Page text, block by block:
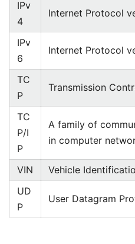
IPv
4
Internet Protocol
IPv
6
Internet Protocol
TC
P
Transmission
TC
P/I
P
A family of
in computer
VIN
Vehicle
UD
P
User Datagram